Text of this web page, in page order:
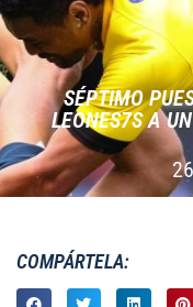
SÉPTIMO
LEONES7S A
COMPÁRTELA: